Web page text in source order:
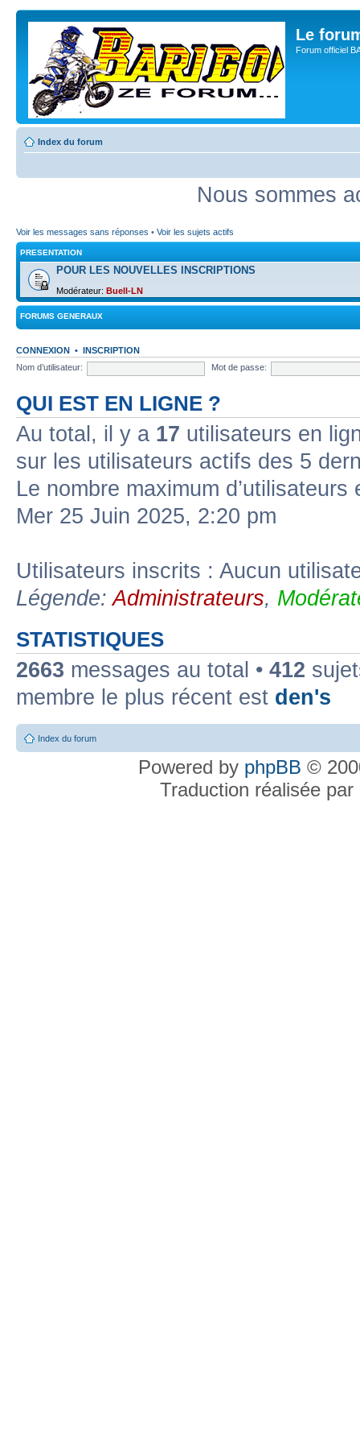
Le
Forum officiel
Index du forum
Nous sommes
Voir les messages sans réponses • Voir les sujets actifs
PRESENTATION
POUR LES NOUVELLES INSCRIPTIONS
Modérateur: Buell-LN
FORUMS GENERAUX
CONNEXION • INSCRIPTION
Nom d’utilisateur:
Mot de passe:
QUI EST EN LIGNE ?
Au total, il y a 17 utilisateurs en
sur les utilisateurs actifs des 5
Le nombre maximum
Mer 25 Juin 2025, 2:20 pm
Utilisateurs inscrits : Aucun
Légende:Administrateurs,
STATISTIQUES
2663 messages au total • 412
membre le plus récent est den's
Index du forum
Powered by phpBB ©
Traduction réalisée par